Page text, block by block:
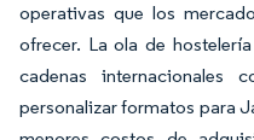
operativas que los
ofrecer. La ola de
cadenas internacionales
personalizar formatos para